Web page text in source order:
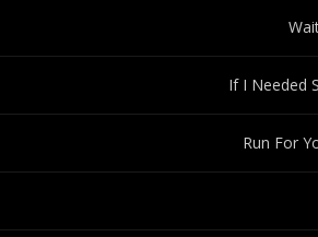
If I Needed
Run For